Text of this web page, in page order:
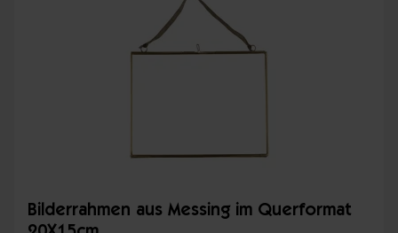
Bilderrahmen aus Messing im Querformat